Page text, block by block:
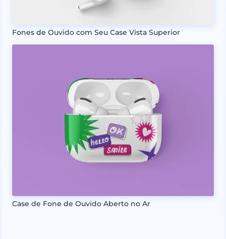
Fones de Ouvido com Seu Case Vista Superior
Case de Fone de Ouvido Aberto no Ar